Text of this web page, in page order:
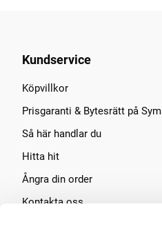
Kundservice
Köpvillkor
Prisgaranti & Bytesrätt på
Så här handlar du
Hitta hit
Ångra din order
Kontakta oss